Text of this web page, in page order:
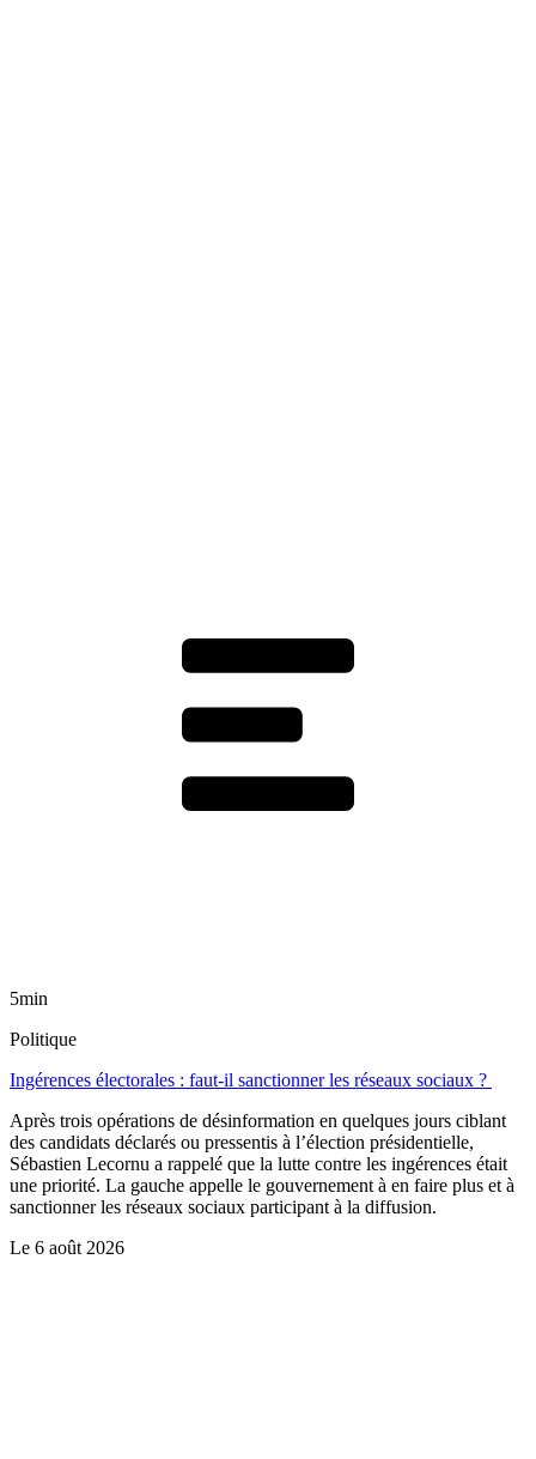
5min
Politique
Ingérences électorales : faut-il sanctionner les réseaux sociaux ?
Après trois opérations de désinformation en quelques jours ciblant
des candidats déclarés ou pressentis à l’élection présidentielle,
Sébastien Lecornu a rappelé que la lutte contre les ingérences était
une priorité. La gauche appelle le gouvernement à en faire plus et à
sanctionner les réseaux sociaux participant à la diffusion.
Le 6 août 2026